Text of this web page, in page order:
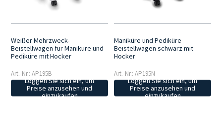
Weißer Mehrzweck-
Beistellwagen für Maniküre und
Pediküre mit Hocker
Art.-Nr.: AP195B
Loggen Sie sich ein, um
Preise anzusehen und
einzukaufen
Maniküre und Pediküre
Beistellwagen schwarz mit
Hocker
Art.-Nr.: AP195N
Loggen Sie sich ein, um
Preise anzusehen und
einzukaufen